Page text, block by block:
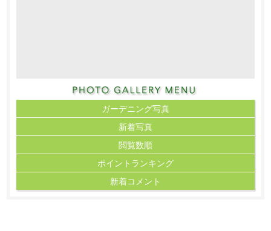
ガーデニング写真
新着写真
閲覧数順
ポイント ランキング
新着コメント